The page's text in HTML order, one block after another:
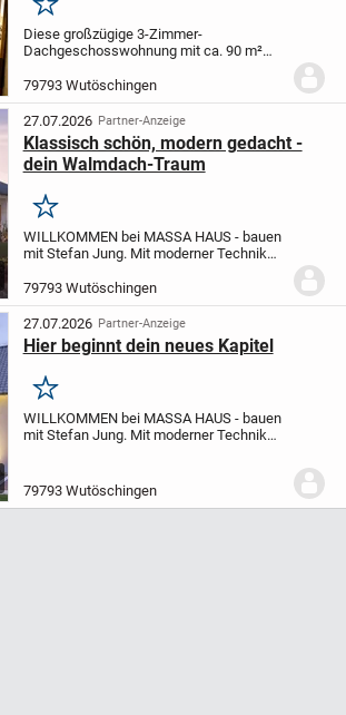
Merken
Diese großzügige 3-Zimmer-
Dachgeschosswohnung mit ca. 90 m²
gepflegten 6-Familienhaus aus dem
Baujahr 2002 in Horheim und überzeugt
durch eine durchdachte Raumaufteil...
79793 Wutöschingen
27.07.2026 Partner-Anzeige
Klassisch schön, modern gedacht -
dein Walmdach-Traum
Merken
WILLKOMMEN bei MASSA HAUS - bauen
mit Stefan Jung. Mit moderner Technik
Traum vom Haus wahr werden. Mit dem
Marktführer MASSA HAUS starten wir
gemeinsam in Ihr...
79793 Wutöschingen
27.07.2026 Partner-Anzeige
Hier beginnt dein neues Kapitel
Merken
WILLKOMMEN bei MASSA HAUS - bauen
mit Stefan Jung. Mit moderner Technik
Marktführer MASSA HAUS starten wir
gemeinsam in Ihr...
79793 Wutöschingen